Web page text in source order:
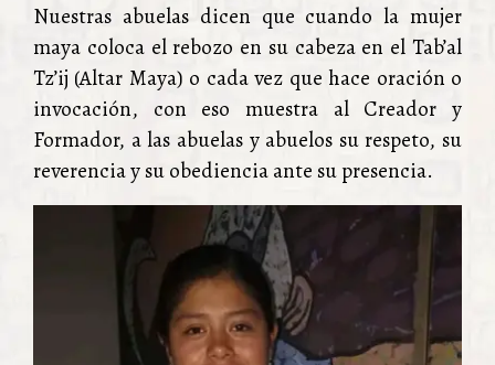
Nuestras abuelas dicen que cuando la mujer
maya coloca el rebozo en su cabeza en el Tab’al
Tz’ij (Altar Maya) o cada vez que hace oración o
invocación, con eso muestra al Creador y
Formador, a las abuelas y abuelos su respeto, su
reverencia y su obediencia ante su presencia.